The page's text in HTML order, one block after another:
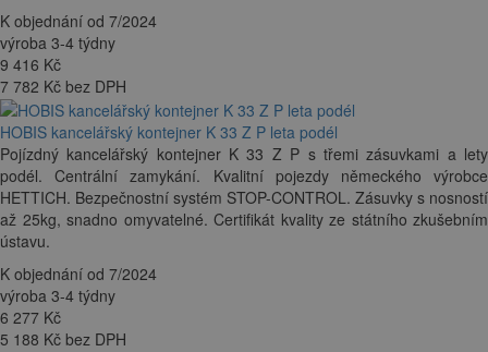
K objednání od 7/2024
výroba 3-4 týdny
9 416 Kč
7 782 Kč bez DPH
HOBIS kancelářský kontejner K 33 Z P leta podél
Pojízdný kancelářský kontejner K 33 Z P s třemi zásuvkami a lety
podél. Centrální zamykání. Kvalitní pojezdy německého výrobce
HETTICH. Bezpečnostní systém STOP-CONTROL. Zásuvky s nosností
až 25kg, snadno omyvatelné. Certifikát kvality ze státního zkušebním
ústavu.
K objednání od 7/2024
výroba 3-4 týdny
6 277 Kč
5 188 Kč bez DPH